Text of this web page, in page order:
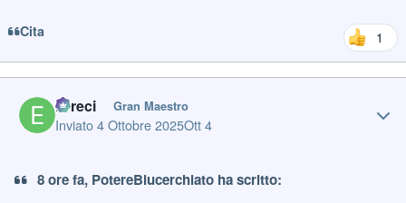
Cita 1
Erreci Gran Maestro
Inviato4 Ottobre 2025Ott 4
8 ore fa, PotereBlucerchiato ha scritto: